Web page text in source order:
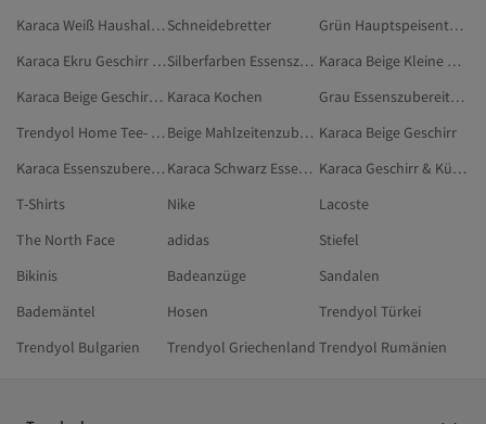
Karaca Weiß Haushaltswaren Schneidebretter
Grün Hauptspeisenteller
Karaca Ekru Geschirr & Küche
Silberfarben Essenszubereitung
Karaca Beige Kleine Haushaltsgeräte
Karaca Beige Geschirr & Küche Karaca Kochen
Grau Essenszubereitung
Trendyol Home Tee- & Kaffeezubereitung
Beige Mahlzeitenzubereitung Karaca Beige Geschirr
Karaca Essenszubereitung
Karaca Schwarz Essenszubereitung
Karaca Geschirr & Küche
T-Shirts
Nike
Lacoste
The North Face
adidas
Stiefel
Bikinis
Badeanzüge
Sandalen
Bademäntel
Hosen
Trendyol Türkei
Trendyol Bulgarien
Trendyol Griechenland Trendyol Rumänien